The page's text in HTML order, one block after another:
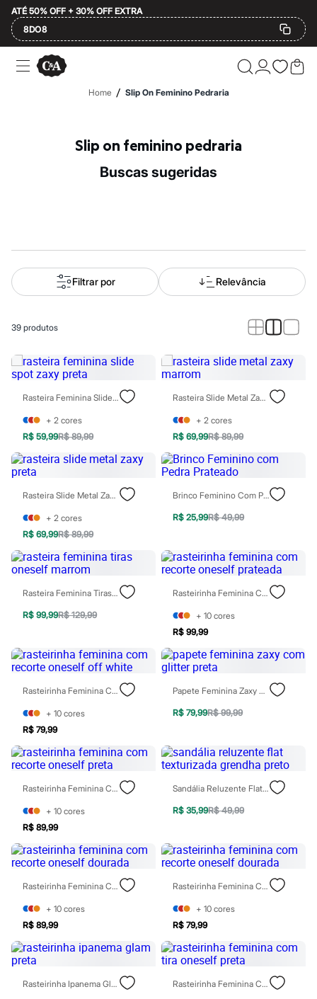
ATÉ 50% OFF + 30% OFF EXTRA
8DO8
Ofertas
Compre por Departamento
2 calçados por R$189
2 peças por R$199
A partir de 60% off
Feminino
Em alta
Inverno
Roupas
Básicos
Calças
Casacos e Jaquetas
Jeans
Saias
Shorts e Bermudas
Acessórios
Bolsas
Bijoux
Cintos
Óculos
Relógios
Calçados
Botas
Chinelos
Rasteirinhas
Sandálias
Sapatilhas
City
Clock House
Mindset
Sawary
Moda esportiva
Acessórios
Calçados
Leggings
Tops
Moda íntima
Calcinhas
Cintas e Modeladores
Meias
Pijamas
Sutiãs e Tops
Moda praia
Biquínis
Maiôs
Saídas de praia
Personagens
Plus size
Blusas e Camisetas
Calças
Casacos e Jaquetas
Home / Slip On Feminino Pedraria
Slip on feminino pedraria
buscas sugeridas
Filtrar por Relevância
39 produtos
Rasteira Feminina Slide Spot Zaxy Preta
+ 2 cores
R$ 59,99R$ 89,99
Rasteira Slide Metal Zaxy Marrom
+ 2 cores
R$ 69,99R$ 89,99
Rasteira Slide Metal Zaxy Preta
+ 2 cores
R$ 69,99R$ 89,99
Brinco Feminino Com Pedra Prateado
R$ 25,99R$ 49,99
Rasteira Feminina Tiras Oneself Marrom
R$ 99,99R$ 129,99
Rasteirinha Feminina Com Recorte Oneself Prateada
+ 10 cores
R$ 99,99
Rasteirinha Feminina Com Recorte Oneself Off White
+ 10 cores
R$ 79,99
Papete Feminina Zaxy Com Glitter Preta
R$ 79,99R$ 99,99
Rasteirinha Feminina Com Recorte Oneself Preta
+ 10 cores
R$ 89,99
Sandália Reluzente Flat Texturizada Grendha Preto
R$ 35,99R$ 49,99
Rasteirinha Feminina Com Recorte Oneself Dourada
+ 10 cores
R$ 89,99
Rasteirinha Feminina Com Recorte Oneself Dourada
+ 10 cores
R$ 79,99
Rasteirinha Ipanema Glam Preta Rasteirinha Feminina Com Tira Oneself Preta